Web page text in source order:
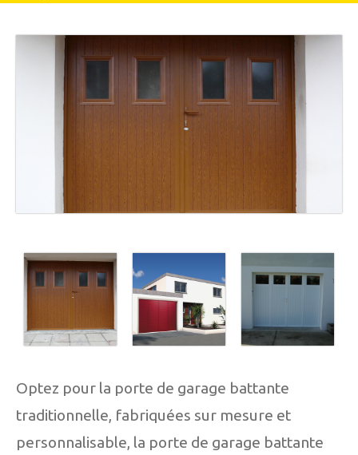
Optez pour la porte de garage battante
traditionnelle, fabriquées sur mesure et
personnalisable, la porte de garage battante